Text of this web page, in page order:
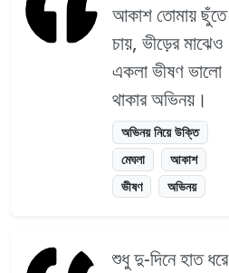
আকাশ তোমায় ছুঁতে
চায়, ভীড়ের মাঝেও
একলা ভীষণ ভালো
থাকার অভিনয়।
অভিনয় নিয়ে উক্তি
মেঘলা
আকাশ
ভীষণ
অভিনয়
শুধু দু-দিনে হাত ধরে